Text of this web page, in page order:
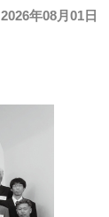
2026年08月01日